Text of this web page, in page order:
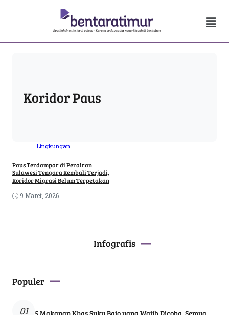
Koridor Paus
Lingkungan
Paus Terdampar di Perairan
Sulawesi Tengara Kembali Terjadi,
Koridor Migrasi Belum Terpetakan
9 Maret, 2026
Infografis
Populer
01